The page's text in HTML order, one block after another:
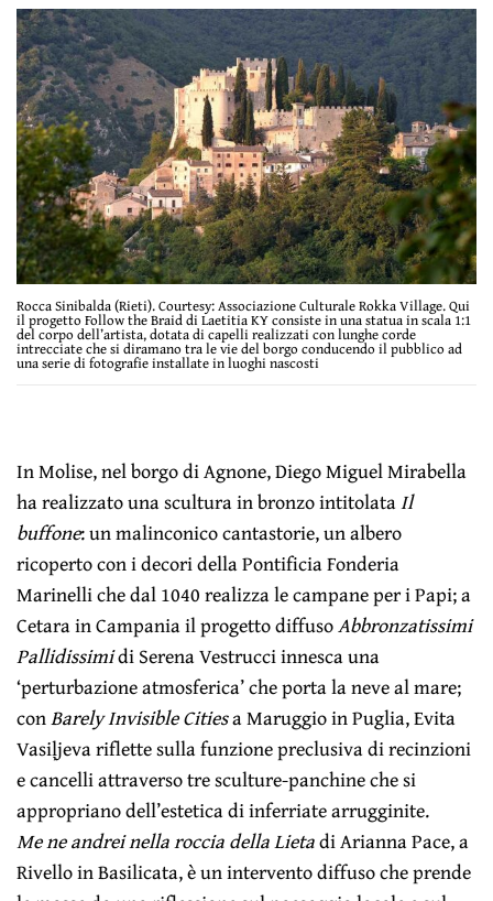
Rocca Sinibalda (Rieti). Courtesy: Associazione Culturale Rokka Village. Qui
il progetto Follow the Braid di Laetitia KY consiste in una statua in scala 1:1
del corpo dell’artista, dotata di capelli realizzati con lunghe corde
intrecciate che si diramano tra le vie del borgo conducendo il pubblico ad
una serie di fotografie installate in luoghi nascosti
In Molise, nel borgo di Agnone, Diego Miguel Mirabella
ha realizzato una scultura in bronzo intitolataIl
buffone: un malinconico cantastorie, un albero
ricoperto con i decori della Pontificia Fonderia
Marinelli che dal 1040 realizza le campane per i Papi; a
Cetara in Campania il progetto diffusoAbbronzatissimi
Pallidissimidi Serena Vestrucci innesca una
‘perturbazione atmosferica’ che porta la neve al mare;
conBarely Invisible Citiesa Maruggio in Puglia, Evita
Vasiļjeva riflette sulla funzione preclusiva di recinzioni
e cancelli attraverso tre sculture-panchine che si
appropriano dell’estetica di inferriate arrugginite.
Me ne andrei nella roccia della Lietadi Arianna Pace, a
Rivello in Basilicata, è un intervento diffuso che prende